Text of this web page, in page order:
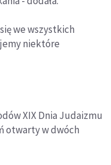
we wszystkich
niektóre
XIX Dnia Judaizmu
otwarty w dwóch